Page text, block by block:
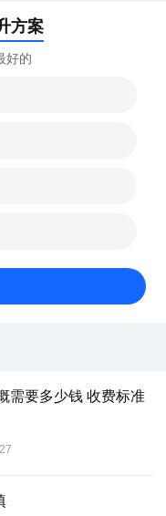
方案
好的
需要多少钱 收费标准